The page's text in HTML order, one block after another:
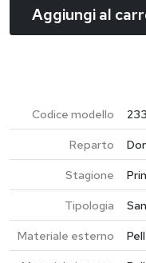
Aggiungi al
Codice modello
Reparto
Stagione
Tipologia
Materiale esterno